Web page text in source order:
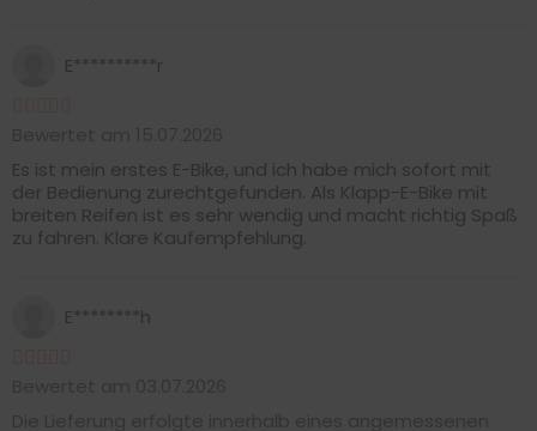
E**********r
Es ist mein erstes E-Bike, und ich habe mich sofort mit
der Bedienung zurechtgefunden. Als Klapp-E-Bike mit
breiten Reifen ist es sehr wendig und macht richtig Spaß
zu fahren. Klare Kaufempfehlung.
E********h